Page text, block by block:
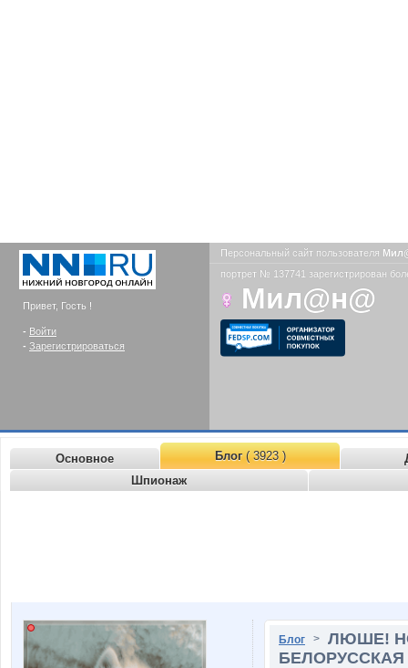
Привет, Гость !
- Войти
- Зарегистрироваться
Персональный сайт пользователя
портрет № 137741 зарегистрирован
Мил@н@
Основное Блог( 3923 )
Шпионаж
Блог > ЛЮШЕ!